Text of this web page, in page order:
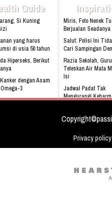
Guide
Si Kuning
yang harus
di usia 50 tahun
Hiperseks, Berikut
dengan Asam
3
Mendengkur
Miris, Foto Nenek
Berjualan
Salut: Polisi Ini
Cari Sampingan
Razia Sekolah, Guru
Teteskan Air Mata
Isi
Jadwal Padat Tak
Mengurangi
Video: Masya Allah,
Meskipun Cacat
Privacy policy